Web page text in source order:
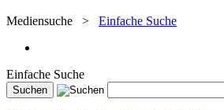
Mediensuche > Einfache Suche
Einfache Suche